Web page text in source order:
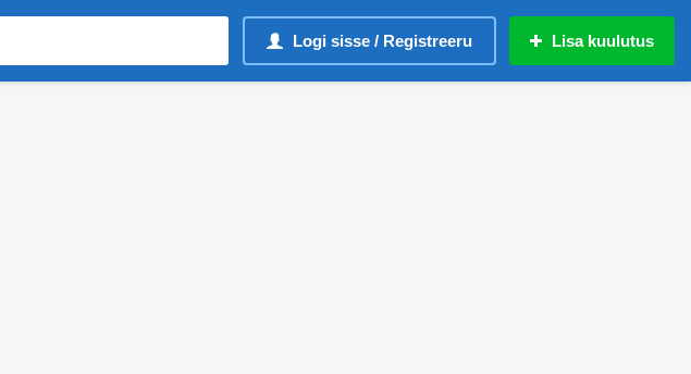
Logi sisse / Registreeru Lisa kuulutus